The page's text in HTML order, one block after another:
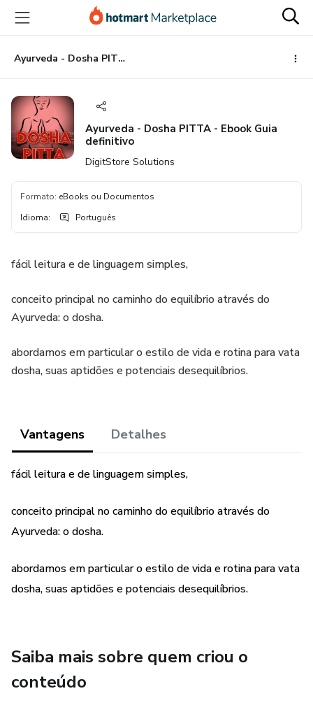
para
conteúdo
principal
para
pagamento
para
rodapé
Ayurveda - Dosha PITTA - Ebook Guia definitivo
Ayurveda - Dosha PITTA - Ebook Guia
definitivo
DigitStore Solutions
Formato: eBooks ou Documentos
Idioma: Português
fácil leitura e de linguagem simples,
conceito principal no caminho do equilíbrio através do
Ayurveda: o dosha.
abordamos em particular o estilo de vida e rotina para vata
dosha, suas aptidões e potenciais desequilíbrios.
Vantagens Detalhes
fácil leitura e de linguagem simples,
conceito principal no caminho do equilíbrio através do
Ayurveda: o dosha.
abordamos em particular o estilo de vida e rotina para vata
dosha, suas aptidões e potenciais desequilíbrios.
Saiba mais sobre quem criou o
conteúdo